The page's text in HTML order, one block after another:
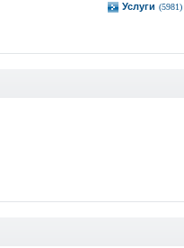
Услуги (5981)